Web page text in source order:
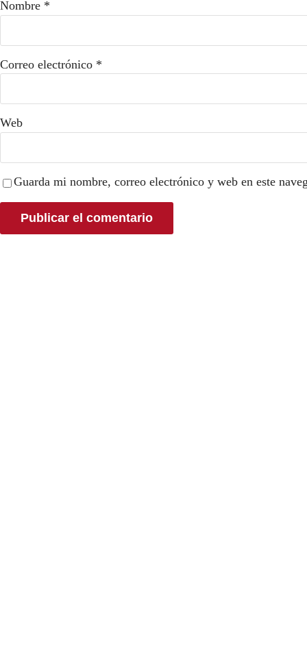
Nombre *
Correo electrónico *
Web
Guarda mi nombre, correo electrónico y web en este